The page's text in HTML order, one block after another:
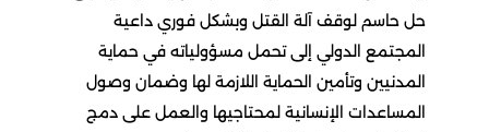
حل حاسم لوقف آلة القتل وبشكل فوري داعية
المجتمع الدولي إلى تحمل مسؤولياته في حماية
المدنيين وتأمين الحماية اللازمة لها وضمان وصول
المساعدات الإنسانية لمحتاجيها والعمل على دمج